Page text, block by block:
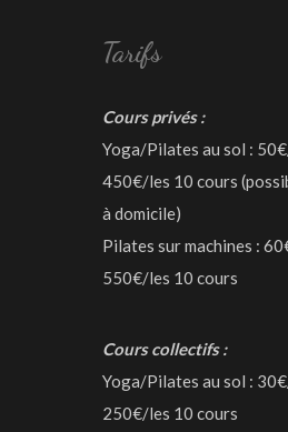
Tarifs
Cours privés :
Yoga/Pilates au sol :
450€/les 10 cours
à domicile)
Pilates sur machines :
550€/les 10 cours
Cours collectifs :
Yoga/Pilates au sol :
250€/les 10 cours